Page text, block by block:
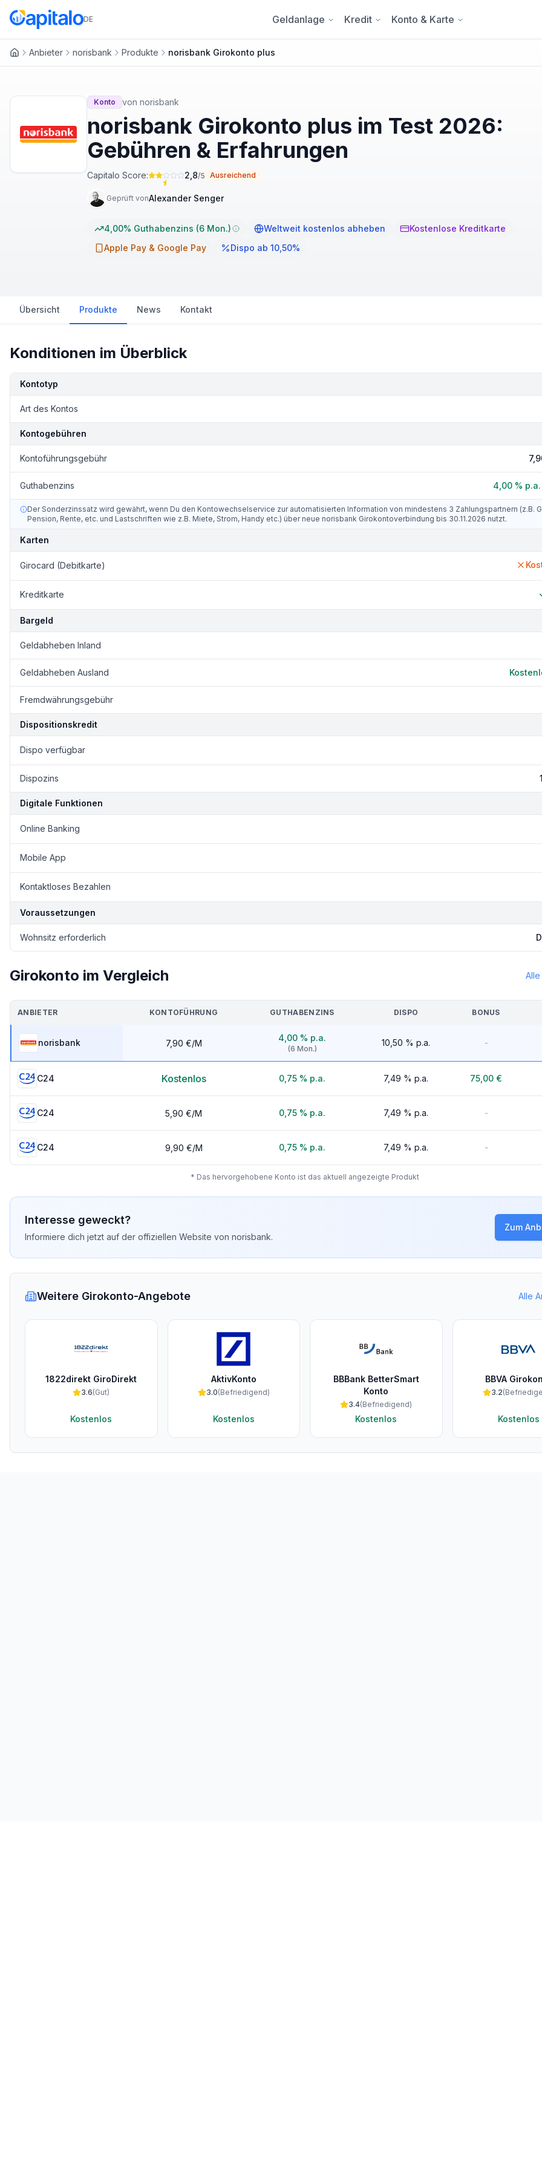
DE Geldanlage Kredit Konto & Karte
Anbieter norisbank Produkte norisbank Girokonto plus
Konto von norisbank
norisbank Girokonto plus im Test 2026:
Gebühren & Erfahrungen
Capitalo Score: 2,8/5 Ausreichend
Geprüft vonAlexander Senger
4,00% Guthabenzins (6 Mon.) Weltweit kostenlos abheben
Kostenlose Kreditkarte
Apple Pay & Google Pay
Dispo ab 10,50%
Übersicht Produkte News Kontakt
Konditionen im Überblick
KonditionDetails
Kontotyp
Art des Kontos
Kontogebühren
Kontoführungsgebühr
Guthabenzins 4,00 %
Der Sonderzinssatz wird gewährt, wenn Du den Kontowechselservice zur automatisierten Information von mindestens 3 Zahlungspartnern (z.B.
Pension, Rente, etc. und Lastschriften wie z.B. Miete, Strom, Handy etc.) über neue norisbank Girokontoverbindung bis 30.11.2026 nutzt.
Karten
Girocard (Debitkarte)
Kreditkarte
Bargeld
Geldabheben Inland
Geldabheben Ausland
Fremdwährungsgebühr
Dispositionskredit
Dispo verfügbar
Dispozins
Digitale Funktionen
Online Banking
Mobile App
Kontaktloses Bezahlen
Voraussetzungen
Wohnsitz erforderlich
Girokonto im Vergleich
ANBIETER KONTOFÜHRUNG GUTHABENZINS DISPO BONUS
norisbank 7,90 €/M
4,00 % p.a.
(6 Mon.)
10,50 % p.a. -
C24 Kostenlos 0,75 % p.a. 7,49 % p.a. 75,00 €
C24 5,90 €/M 0,75 % p.a. 7,49 % p.a. -
C24 9,90 €/M 0,75 % p.a. 7,49 % p.a. -
* Das hervorgehobene Konto ist das aktuell angezeigte Produkt
Interesse geweckt?
Informiere dich jetzt auf der offiziellen Website von norisbank.
Zum
Weitere Girokonto-Angebote Alle
1822direkt GiroDirekt
3.6(Gut)
Kostenlos
AktivKonto
3.0(Befriedigend)
Kostenlos
BBBank BetterSmart
Konto
3.4(Befriedigend)
Kostenlos
BBVA
3.2(
Kostenlos